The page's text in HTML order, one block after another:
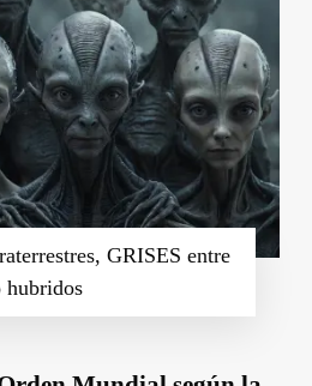
GRISES entre
hubridos